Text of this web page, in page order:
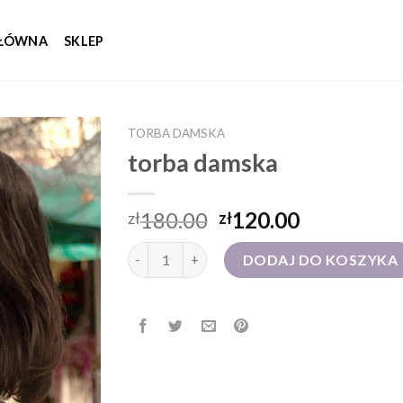
SKLEP
TORBA DAMSKA
torba damska
zł180.00 zł120.00
ilość torba damska DODAJ DO KOSZYKA